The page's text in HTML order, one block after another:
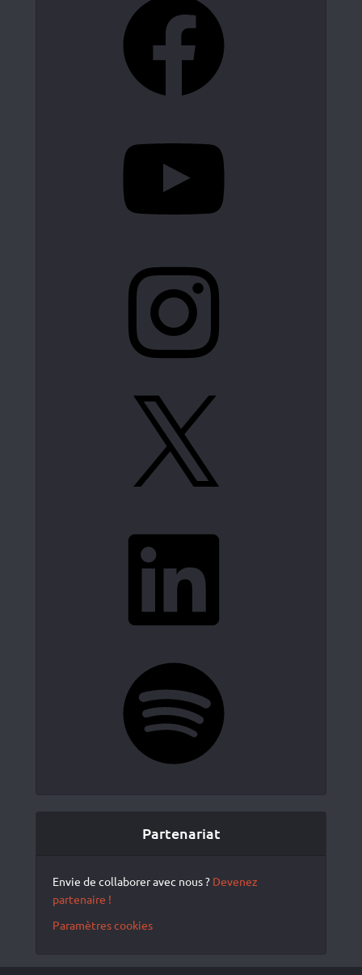
Partenariat
Envie de collaborer avec nous ? Devenez
partenaire !
Paramètres cookies